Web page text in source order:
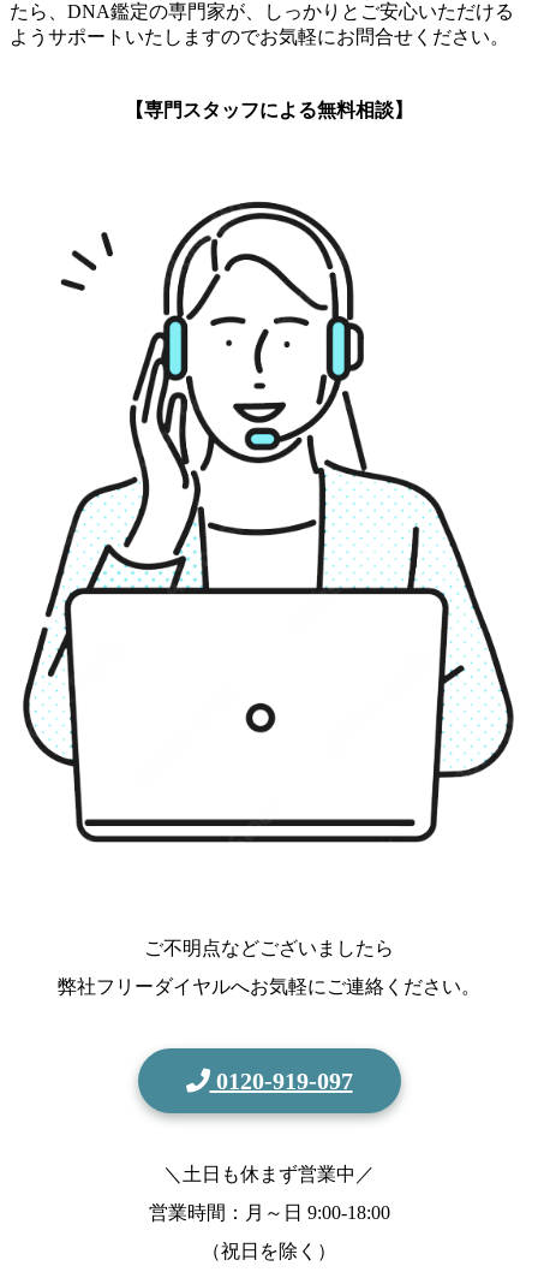
たら、DNA鑑定の専門家が、しっかりとご安心いただける
ようサポートいたしますのでお気軽にお問合せください。
【専門スタッフによる無料相談】
ご不明点などございましたら
弊社フリーダイヤルへお気軽にご連絡ください。
0120-919-097
＼土日も休まず営業中／
営業時間：月～日 9:00-18:00
（祝日を除く）